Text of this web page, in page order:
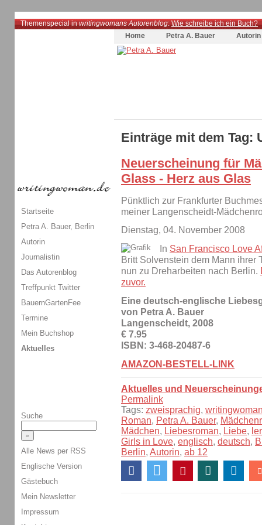
Themenspecial inwritingwomans Autorenblog:Wie schreibe ich ein Buch?
Home
Petra A. Bauer Autorin
Einträge mit dem Tag:
Neuerscheinung für
Glass - Herz aus Glas
Pünktlich zur Frankfurter
meiner Langenscheidt-
Dienstag, 04. November 2008
In San Francisco Love
Britt Solvenstein dem Mann ihrer
nun zu Dreharbeiten nach Berlin.
zuvor.
Eine deutsch-englische
von Petra A. Bauer
Langenscheidt, 2008
€ 7.95
ISBN: 3-468-20487-6
AMAZON-BESTELL-LINK
Aktuelles und
Permalink
Tags: zweisprachig,
Roman, Petra A. Bauer,
Mädchen, Liebesroman, Liebe,
Girls in Love, englisch, deutsch,
Berlin, Autorin, ab 12
Startseite
Petra A. Bauer, Berlin
Autorin
Journalistin
Das Autorenblog
Treffpunkt Twitter
BauernGartenFee
Termine
Mein Buchshop
Aktuelles
Suche
Alle News per RSS
Englische Version
Gästebuch
Mein Newsletter
Impressum